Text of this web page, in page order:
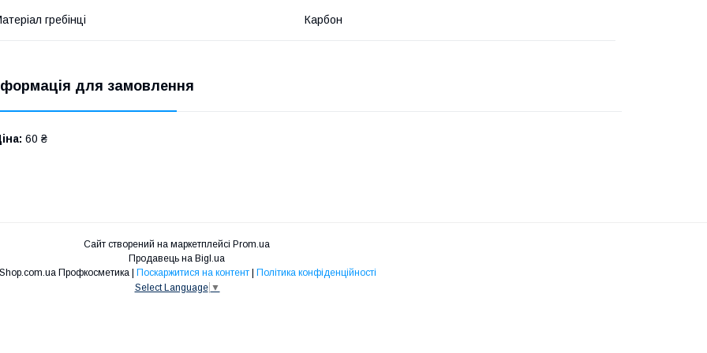
гребінці Карбон
для замовлення
60 ₴
Сайт створений на маркетплейсі Prom.ua
Продавець на Bigl.ua
Niko Shop.com.ua Профкосметика | Поскаржитися на контент | Політика конфіденційності
Select Language ▼